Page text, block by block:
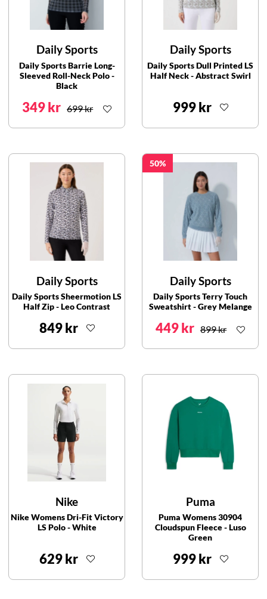
Daily Sports
Daily Sports Barrie Long-
Sleeved Roll-Neck Polo -
Black
349 kr 699 kr
Daily Sports
Daily Sports Dull Printed LS
Half Neck - Abstract Swirl
999 kr
Daily Sports
Daily Sports Sheermotion LS
Half Zip - Leo Contrast
849 kr
50
Daily Sports
Daily Sports Terry Touch
Sweatshirt - Grey Melange
449 kr 899 kr
Nike
Nike Womens Dri-Fit Victory
LS Polo - White
629 kr
Puma
Puma Womens 30904
Cloudspun Fleece - Luso
Green
999 kr